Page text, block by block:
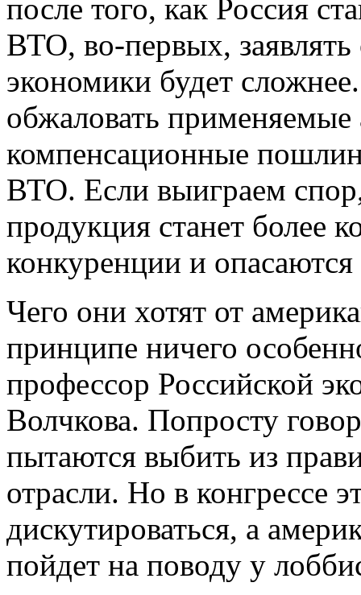
после того, как Россия
ВТО, во-первых,
экономики будет
обжаловать
компенсационные
ВТО. Если выиграем
продукция станет более
конкуренции и
Чего они хотят от
принципе ничего
профессор Российской
Волчкова. Попросту
пытаются выбить из
отрасли. Но в конгрессе
дискутироваться, а
пойдет на поводу у